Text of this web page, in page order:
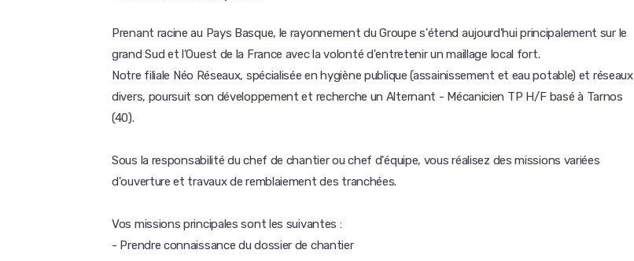
Prenant racine au Pays Basque, le rayonnement du Groupe s'étend aujourd'hui principalement sur le
grand Sud et l'Ouest de la France avec la volonté d'entretenir un maillage local fort.
Notre filiale Néo Réseaux, spécialisée en hygiène publique (assainissement et eau potable) et réseaux
divers, poursuit son développement et recherche un Alternant - Mécanicien TP H/F basé à Tarnos
(40).
Sous la responsabilité du chef de chantier ou chef d'équipe, vous réalisez des missions variées
d'ouverture et travaux de remblaiement des tranchées.
Vos missions principales sont les suivantes :
- Prendre connaissance du dossier de chantier